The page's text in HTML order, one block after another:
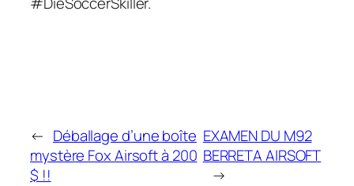
← Déballage d’une boîte
mystère Fox Airsoft à 200
$ !!
EXAMEN DU M92
BERRETA AIRSOFT
→